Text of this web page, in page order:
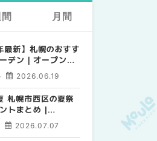
最新】札幌のおすす
デン｜オープン日
介！大通公園から
スまで | MouLa
2026.06.19
札幌市西区の夏祭
トまとめ |
2026.07.07
【2026年最新】札幌のおすす
めビアガーデン｜オープン日
穴場テラスまで | MouLa
HOKKAIDO
24
2026年夏 札幌市西区の夏祭
り・イベントまとめ |
12
月間
【2026年最新】札幌のおすす
めビアガーデン｜オープン日
穴場テラスまで | MouLa
HOKKAIDO
24
2026年夏 札幌市北区の夏祭
り・イベントまとめ |
9